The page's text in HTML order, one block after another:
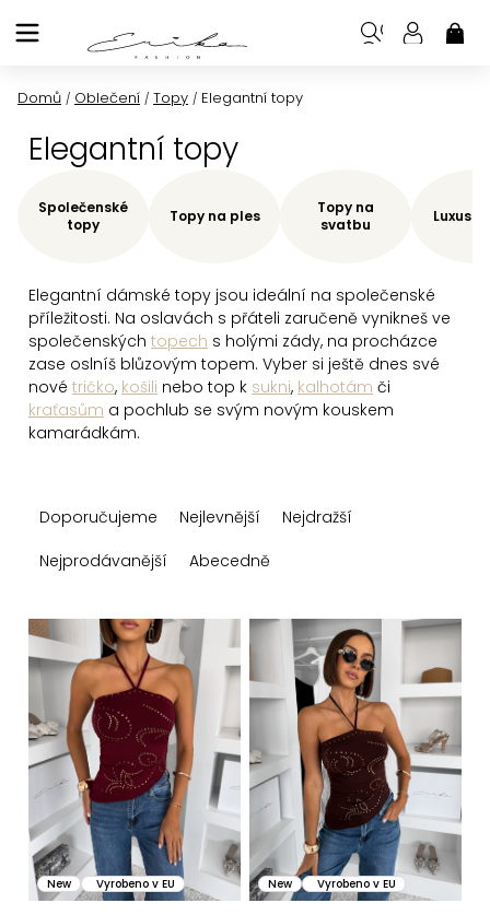
na
Domů / Oblečení / Topy / Elegantní topy
Elegantní topy
Elegantní dámské topy jsou ideální na společenské
příležitosti. Na oslavách s přáteli zaručeně vynikneš ve
společenských topech s holými zády, na procházce
zase oslníš blůzovým topem. Vyber si ještě dnes své
nové tričko, košili nebo top k sukni, kalhotám či
kraťasům a pochlub se svým novým kouskem
kamarádkám.
Společenské
topy
Topy na ples
Topy na
svatbu
a
n
í
r
o
d
u
k
t
Doporučujeme Nejlevnější
Nejdražší
Nejprodávanější
Abecedně
V
ý
i
s
p
r
o
d
New Vyrobeno v EU New Vyrobeno v EU